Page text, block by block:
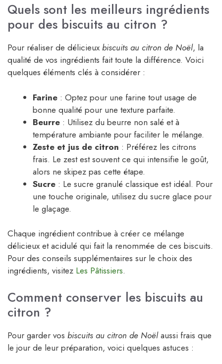
Quels sont les meilleurs ingrédients
pour des biscuits au citron ?
Pour réaliser de délicieux biscuits au citron de Noël, la
qualité de vos ingrédients fait toute la différence. Voici
quelques éléments clés à considérer :
Farine : Optez pour une farine tout usage de
bonne qualité pour une texture parfaite.
Beurre : Utilisez du beurre non salé et à
température ambiante pour faciliter le mélange.
Zeste et jus de citron : Préférez les citrons
frais. Le zest est souvent ce qui intensifie le goût,
alors ne skipez pas cette étape.
Sucre : Le sucre granulé classique est idéal. Pour
une touche originale, utilisez du sucre glace pour
le glaçage.
Chaque ingrédient contribue à créer ce mélange
délicieux et acidulé qui fait la renommée de ces biscuits.
Pour des conseils supplémentaires sur le choix des
ingrédients, visitez Les Pâtissiers.
Comment conserver les biscuits au
citron ?
Pour garder vos biscuits au citron de Noëlaussi frais que
le jour de leur préparation, voici quelques astuces :